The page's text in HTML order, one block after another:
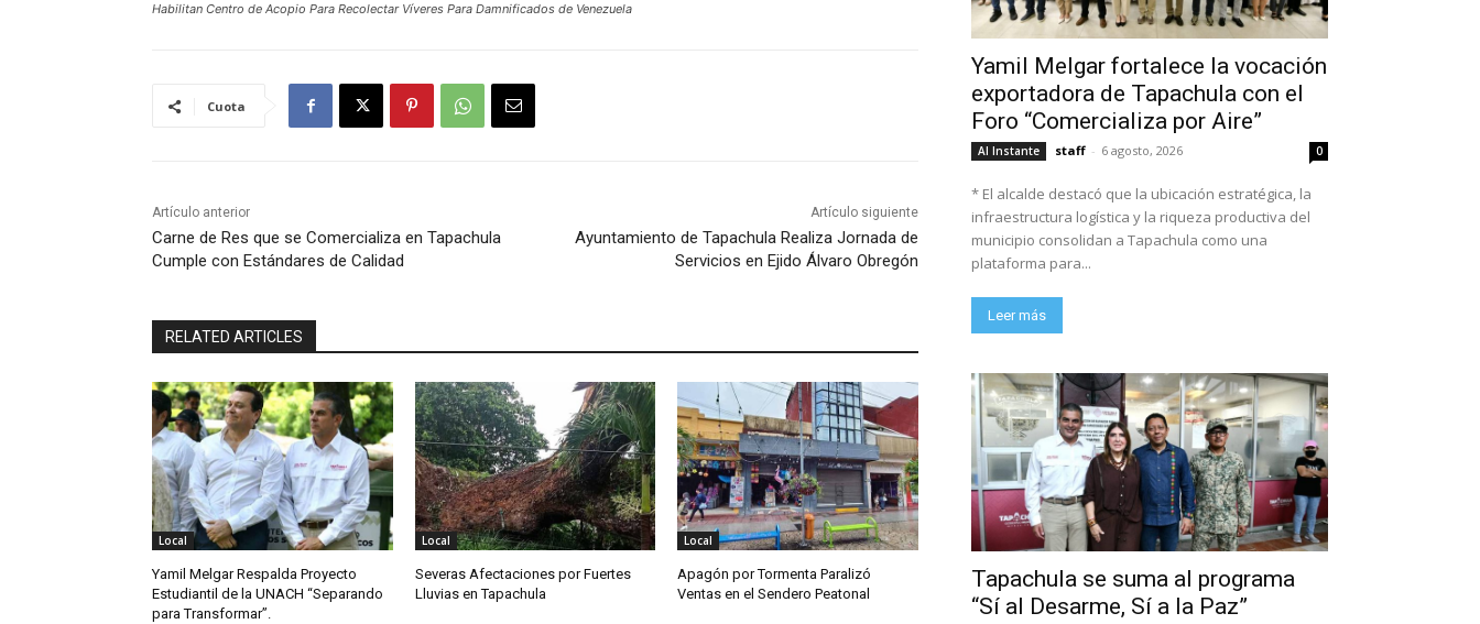
Habilitan Centro de Acopio Para Recolectar Víveres Para Damnificados de Venezuela
Cuota
Artículo anterior
Carne de Res que se Comercializa en Tapachula
Cumple con Estándares de Calidad
Artículo siguiente
Ayuntamiento de Tapachula Realiza Jornada de
Servicios en Ejido Álvaro Obregón
RELATED ARTICLES
Local
Yamil Melgar Respalda Proyecto
Estudiantil de la UNACH “Separando
para Transformar”.
Local
Severas Afectaciones por Fuertes
Lluvias en Tapachula
Local
Apagón por Tormenta Paralizó
Ventas en el Sendero Peatonal
Yamil Melgar fortalece la vocación
exportadora de Tapachula con el
Foro “Comercializa por Aire”
Al Instante staff - 6 agosto, 2026 0
* El alcalde destacó que la ubicación estratégica, la
infraestructura logística y la riqueza productiva del
municipio consolidan a Tapachula como una
plataforma para...
Leer más
Tapachula se suma al programa
“Sí al Desarme, Sí a la Paz”